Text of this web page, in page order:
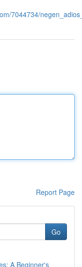
7044734/
Report Page
Go
A Beginner's